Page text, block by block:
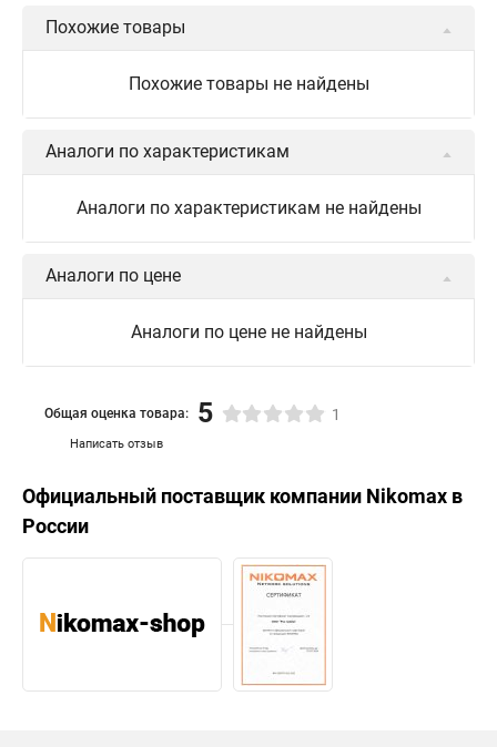
Похожие товары
Похожие товары не найдены
Аналоги по характеристикам
Аналоги по характеристикам не найдены
Аналоги по цене
Аналоги по цене не найдены
Написать отзыв
Общая оценка товара: 5 1
Официальный поставщик компании Nikomax в
России